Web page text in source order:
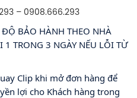
– 0908.666.293
ĐỘ BẢO HÀNH THEO NHÀ
TRONG 3 NGÀY NẾU LỖI TỪ
Clip khi mở đơn hàng để
lợi cho Khách hàng trong